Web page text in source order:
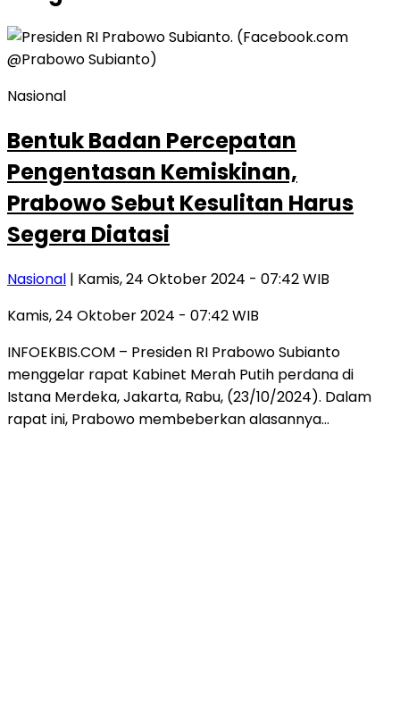
Nasional
Bentuk Badan Percepatan
Pengentasan Kemiskinan,
Prabowo Sebut Kesulitan Harus
Segera Diatasi
Nasional | Kamis, 24 Oktober 2024 - 07:42 WIB
Kamis, 24 Oktober 2024 - 07:42 WIB
INFOEKBIS.COM – Presiden RI Prabowo Subianto
menggelar rapat Kabinet Merah Putih perdana di
Istana Merdeka, Jakarta, Rabu, (23/10/2024). Dalam
rapat ini, Prabowo membeberkan alasannya…